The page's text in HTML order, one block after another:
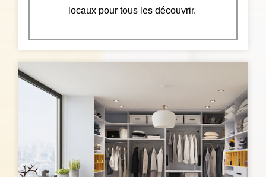
locaux pour tous les découvrir.